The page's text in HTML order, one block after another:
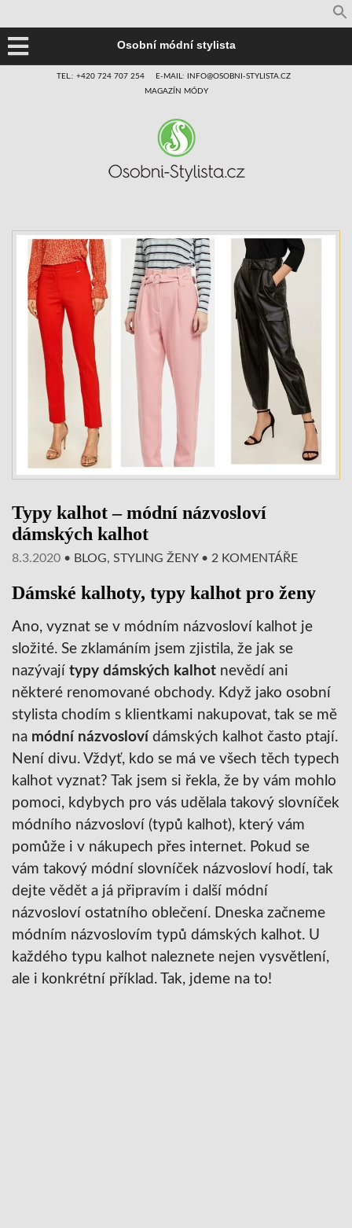
Osobní módní stylista
TEL.: +420 724 707 254
E-MAIL: INFO@OSOBNI-STYLISTA.CZ
MAGAZÍN MÓDY
Typy kalhot – módní názvosloví
dámských kalhot
8.3.2020 • BLOG, STYLING ŽENY• 2 KOMENTÁŘE
Dámské kalhoty, typy kalhot pro ženy
Ano, vyznat se v módním názvosloví kalhot je
složité. Se zklamáním jsem zjistila, že jak se
nazývají typy dámských kalhot nevědí ani
některé renomované obchody. Když jako osobní
stylista chodím s klientkami nakupovat, tak se mě
na módní názvosloví dámských kalhot často ptají.
Není divu. Vždyť, kdo se má ve všech těch typech
kalhot vyznat? Tak jsem si řekla, že by vám mohlo
pomoci, kdybych pro vás udělala takový slovníček
módního názvosloví (typů kalhot), který vám
pomůže i v nákupech přes internet. Pokud se
vám takový módní slovníček názvosloví hodí, tak
dejte vědět a já připravím i další módní
názvosloví ostatního oblečení. Dneska začneme
módním názvoslovím typů dámských kalhot. U
každého typu kalhot naleznete nejen vysvětlení,
ale i konkrétní příklad. Tak, jdeme na to!